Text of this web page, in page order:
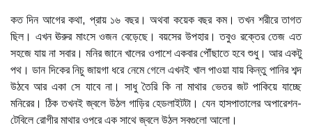
কত দিন আগের কথা, প্রায় ১৬ বছর। অথবা কয়েক বছর কম। তখন শরীরে তাগত
ছিল। এখন ঊরুর মাংসে ওজন বেড়েছে। বয়সের উপহার। তবুও রক্তের তেজ এত
সহজে যায় না সবার। মনির জানে খালের ওপাশে একবার পৌঁছাতে হবে শুধু। আর একটু
পথ। ডান দিকের নিচু জায়গা ধরে নেমে গেলে এখনই খাল পাওয়া যায় কিন্তু পানির শব্দ
উঠবে আর একা সে যাবে না। সাধু তৈরি কি না মাথার ভেতর জট পাকিয়ে যাচ্ছে
মনিরের। ঠিক তখনই জ্বলে উঠল গাড়ির হেডলাইটটা। যেন হাসপাতালের অপারেশন-
টেবিলে রোগীর মাথার ওপরে এক সাথে জ্বলে উঠল সবগুলো আলো।